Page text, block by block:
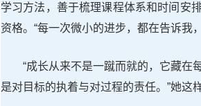
学习方法，善于梳理课程体系和时间安
资格。“每一次微小的进步，都在告诉我
“成长从来不是一蹴而就的，它藏在
是对目标的执着与对过程的责任。”她这